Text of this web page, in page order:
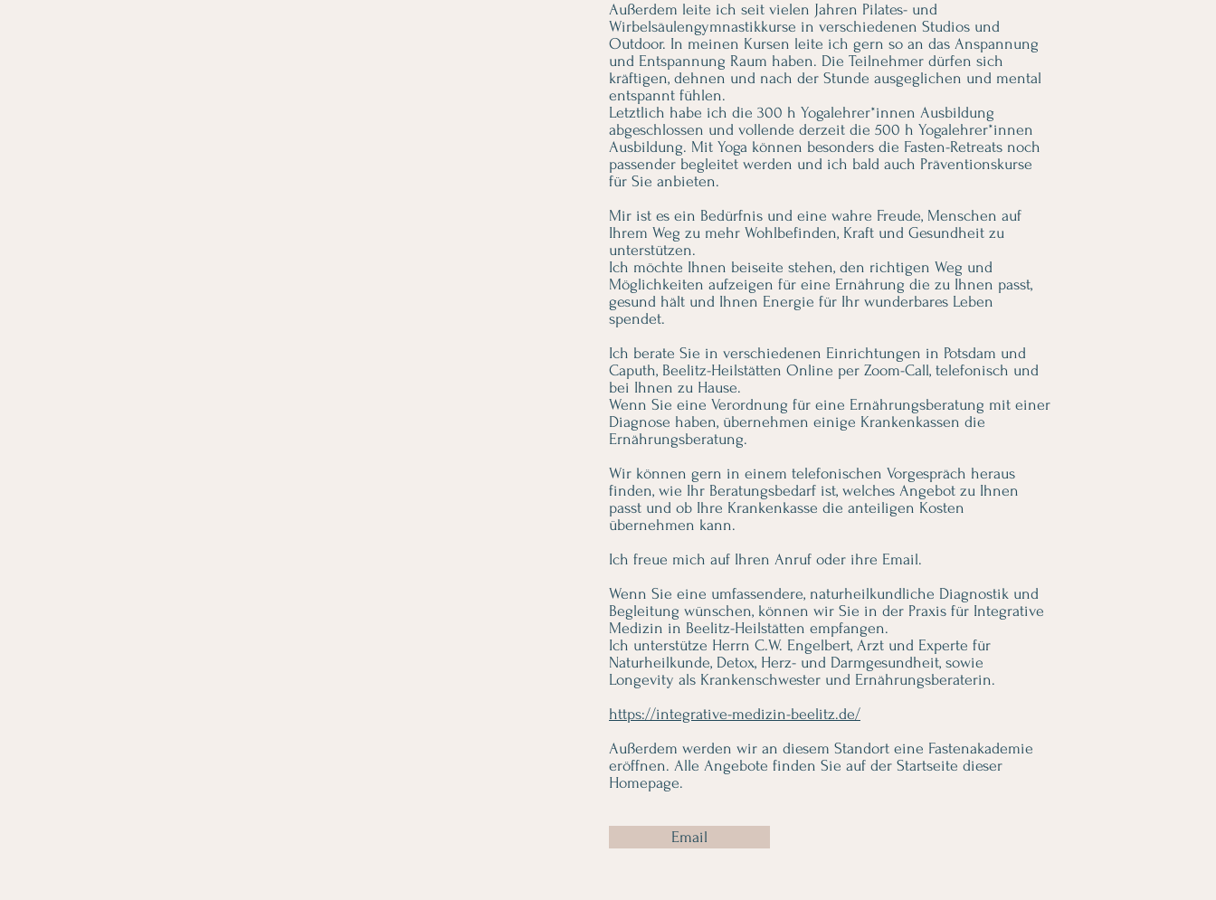
Außerdem leite ich seit vielen Jahren Pilates- und
Wirbelsäulengymnastikkurse in verschiedenen Studios und
Outdoor. In meinen Kursen leite ich gern so an das Anspannung
und Entspannung Raum haben. Die Teilnehmer dürfen sich
kräftigen, dehnen und nach der Stunde ausgeglichen und mental
entspannt fühlen.
Letztlich habe ich die 300 h Yogalehrer*innen Ausbildung
abgeschlossen und vollende derzeit die 500 h Yogalehrer*innen
Ausbildung. Mit Yoga können besonders die Fasten-Retreats noch
passender begleitet werden und ich bald auch Präventionskurse
für Sie anbieten.
Mir ist es ein Bedürfnis und eine wahre Freude, Menschen auf
Ihrem Weg zu mehr Wohlbefinden, Kraft und Gesundheit zu
unterstützen.
Ich möchte Ihnen beiseite stehen, den richtigen Weg und
Möglichkeiten aufzeigen für eine Ernährung die zu Ihnen passt,
gesund hält und Ihnen Energie für Ihr wunderbares Leben
spendet.
Ich berate Sie in verschiedenen Einrichtungen in Potsdam und
Caputh, Beelitz-Heilstätten Online per Zoom-Call, telefonisch und
bei Ihnen zu Hause.
Wenn Sie eine Verordnung für eine Ernährungsberatung mit einer
Diagnose haben, übernehmen einige Krankenkassen die
Ernährungsberatung.
Wir können gern in einem telefonischen Vorgespräch heraus
finden, wie Ihr Beratungsbedarf ist, welches Angebot zu Ihnen
passt und ob Ihre Krankenkasse die anteiligen Kosten
übernehmen kann.
Ich freue mich auf Ihren Anruf oder ihre Email.
Wenn Sie eine umfassendere, naturheilkundliche Diagnostik und
Begleitung wünschen, können wir Sie in der Praxis für Integrative
Medizin in Beelitz-Heilstätten empfangen.
Ich unterstütze Herrn C.W. Engelbert, Arzt und Experte für
Naturheilkunde, Detox, Herz- und Darmgesundheit, sowie
Longevity als Krankenschwester und Ernährungsberaterin.
https://integrative-medizin-beelitz.de/
Außerdem werden wir an diesem Standort eine Fastenakademie
eröffnen. Alle Angebote finden Sie auf der Startseite dieser
Homepage.
Email